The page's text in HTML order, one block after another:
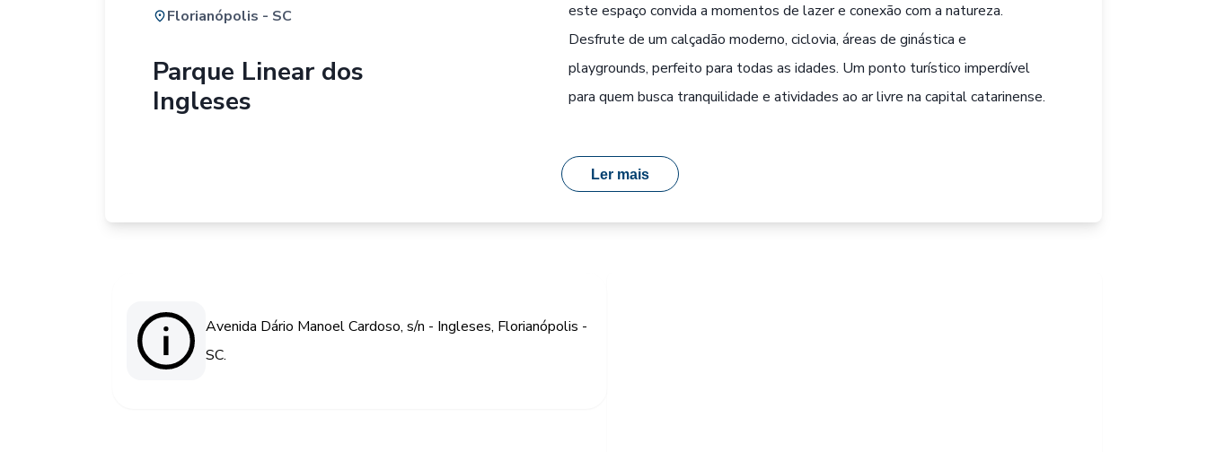
Florianópolis - SC
Parque Linear dos
Ingleses
este espaço convida a momentos de lazer e conexão com a natureza.
Desfrute de um calçadão moderno, ciclovia, áreas de ginástica e
playgrounds, perfeito para todas as idades. Um ponto turístico imperdível
para quem busca tranquilidade e atividades ao ar livre na capital catarinense.
Ler mais
Avenida Dário Manoel Cardoso, s/n - Ingleses, Florianópolis -
SC.